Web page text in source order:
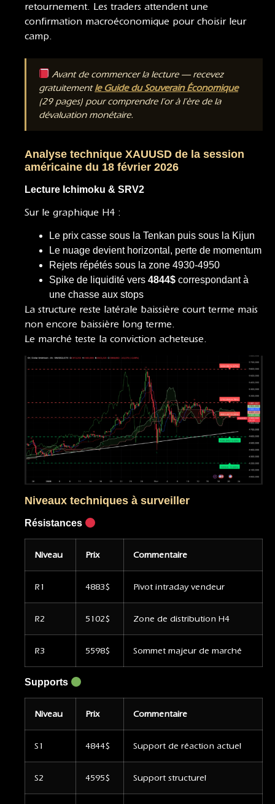
retournement. Les traders attendent une
confirmation macroéconomique pour choisir leur
camp.
Avant de commencer la lecture — recevez
gratuitementle Guide du Souverain Économique
(29 pages) pour comprendre l’or à l’ère de la
dévaluation monétaire.
Analyse technique XAUUSD de la session
américaine du 18 février 2026
Lecture Ichimoku & SRV2
Sur le graphique H4 :
Le prix casse sous la Tenkan puis sous la Kijun
Le nuage devient horizontal, perte de momentum
Rejets répétés sous la zone 4930-4950
Spike de liquidité vers 4844$ correspondant à
une chasse aux stops
La structure reste latérale baissière court terme mais
non encore baissière long terme.
Le marché teste la conviction acheteuse.
Niveaux techniques à surveiller
Résistances
Niveau Prix Commentaire
R1 4883$ Pivot intraday vendeur
R2 5102$ Zone de distribution H4
R3 5598$ Sommet majeur de marché
Supports
Niveau Prix Commentaire
S1 4844$ Support de réaction actuel
S2 4595$ Support structurel